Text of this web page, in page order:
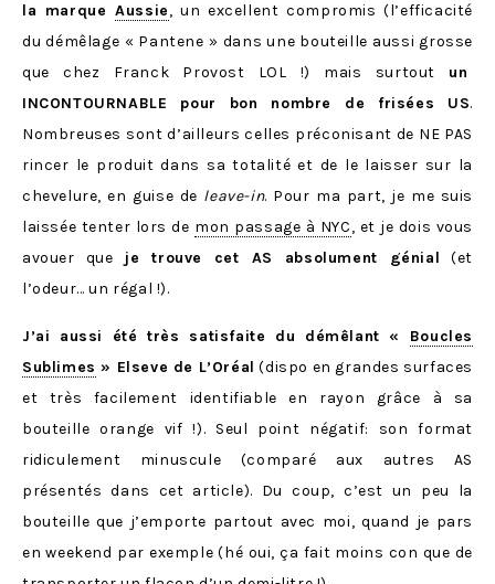
la marqueAussie, un excellent compromis (l’efficacité
du démêlage « Pantene » dans une bouteille aussi grosse
que chez Franck Provost LOL !) mais surtout un
INCONTOURNABLE pour bon nombre de frisées US.
Nombreuses sont d’ailleurs celles préconisant de NE PAS
rincer le produit dans sa totalité et de le laisser sur la
chevelure, en guise de leave-in. Pour ma part, je me suis
laissée tenter lors de mon passage à NYC, et je dois vous
avouer que
je trouve cet AS absolument génial (et
l’odeur… un régal !).
J’ai aussi été très satisfaite du démêlant « Boucles
Sublimes » Elseve de L’Oréal (dispo en grandes surfaces
et très facilement identifiable en rayon grâce à sa
bouteille orange vif !). Seul point négatif: son format
ridiculement minuscule (comparé aux autres AS
présentés dans cet article). Du coup, c’est un peu la
bouteille que j’emporte partout avec moi, quand je pars
en weekend par exemple (hé oui, ça fait moins con que de